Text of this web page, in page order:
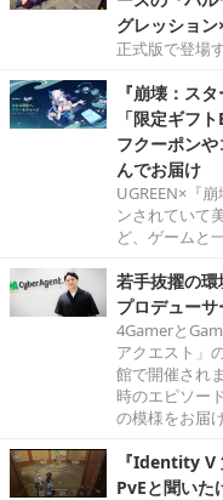
グレッショ
正式版で登場
『崩壊：ス
「限定ギフ
フクーポン
んでお届け
UGREEN×『
ンされていて
ど、ゲームと
若手抜擢の
プロデュー
4Gamerと
アクエスト」
館で開催され
時のエピソー
の模様をお届
『Identity V
PvEと聞い